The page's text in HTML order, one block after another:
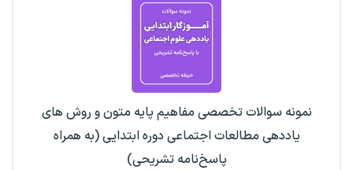
نمونه سوالات تخصصی مفاهیم پایه متون و روش های
یاددهی مطالعات اجتماعی دوره ابتدایی (به همراه
پاسخ‌نامه تشریحی)